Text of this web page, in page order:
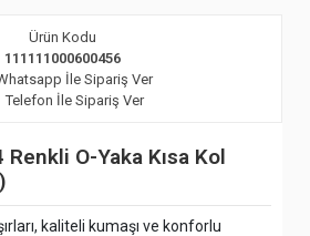
Ürün Kodu
111111000600456
İle Sipariş Ver
Telefon İle Sipariş Ver
O-Yaka Kısa Kol
kaliteli kumaşı ve konforlu